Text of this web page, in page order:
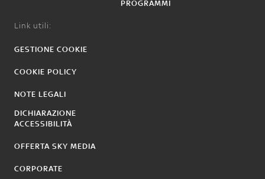
PROGRAMMI
Link utili:
GESTIONE COOKIE
COOKIE POLICY
NOTE LEGALI
DICHIARAZIONE
ACCESSIBILITÀ
OFFERTA SKY MEDIA
CORPORATE